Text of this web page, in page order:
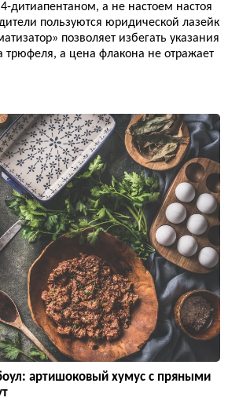
дитиапентаном, а не настоем настоя
пользуются юридической лазейк
позволяет избегать указания
трюфеля, а цена флакона не отражает
артишоковый хумус с пряными